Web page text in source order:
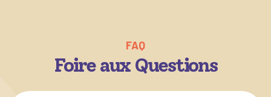
FAQ
Foire aux Questions